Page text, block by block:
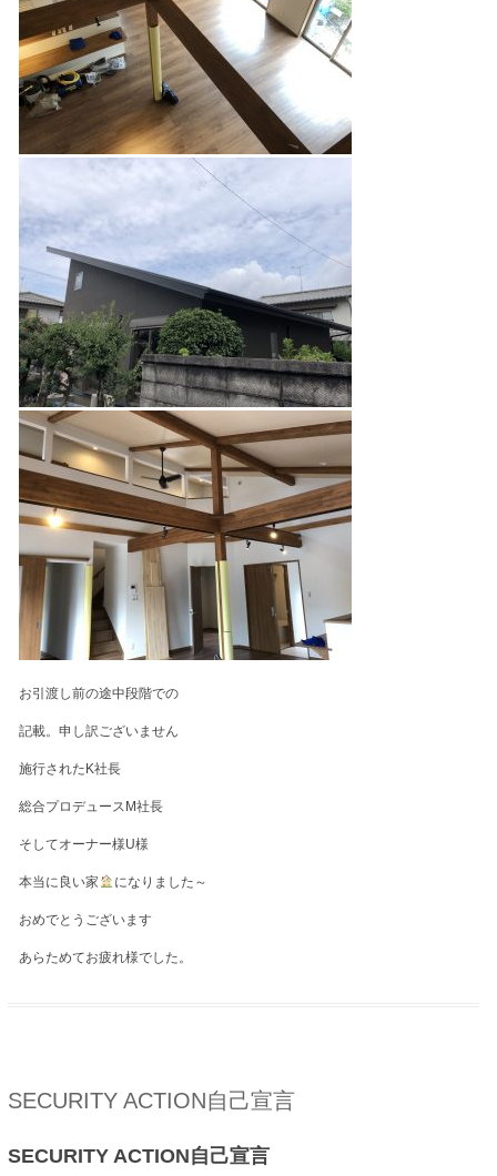
お引渡し前の途中段階での
記載。申し訳ございません
施行されたK社長
総合プロデュースM社長
そしてオーナー様U様
本当に良い家 になりました～
おめでとうございます
あらためてお疲れ様でした。
SECURITY ACTION自己宣言
SECURITY ACTION自己宣言